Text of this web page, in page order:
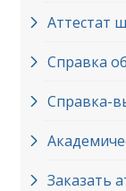
Аттестат
Справка
Справка-
Заказать